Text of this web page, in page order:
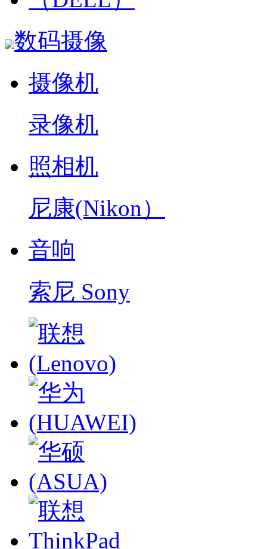
数码摄像
摄像机
录像机
照相机
尼康(Nikon）
音响
索尼 Sony